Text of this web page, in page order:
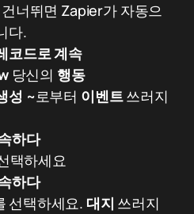
너뛰면 Zapier가 자동으
다.
코드로 계속
당신의 행동
성 ~로부터 이벤트쓰러지
하다
택하세요
하다
선택하세요. 대지 쓰러지